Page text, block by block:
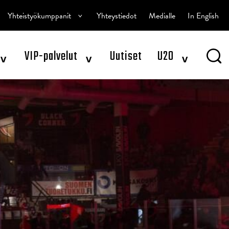
^ VIP-palvelut ^ Uutiset U20 ^
Yhteistyökumppanit ^ Yhteystiedot Medialle In English